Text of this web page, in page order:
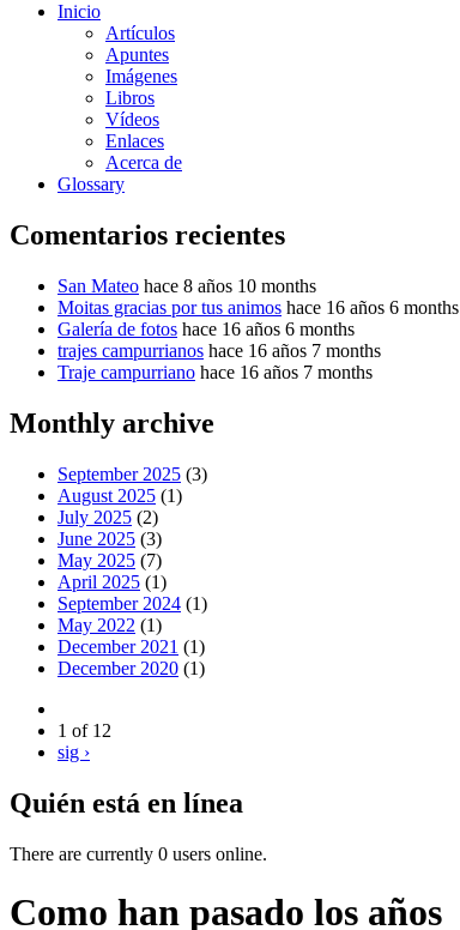
Inicio
Artículos
Apuntes
Imágenes
Libros
Vídeos
Enlaces
Acerca de
Glossary
Comentarios recientes
San Mateo hace 8 años 10 months
Moitas gracias por tus animos hace 16 años 6 months
Galería de fotos hace 16 años 6 months
trajes campurrianos hace 16 años 7 months
Traje campurriano hace 16 años 7 months
Monthly archive
September 2025 (3)
August 2025 (1)
July 2025 (2)
June 2025 (3)
May 2025 (7)
April 2025 (1)
September 2024 (1)
May 2022 (1)
December 2021 (1)
December 2020 (1)
1 of 12
sig ›
Quién está en línea
There are currently 0 users online.
Como han pasado los años